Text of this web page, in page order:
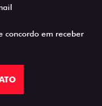
concordo em receber